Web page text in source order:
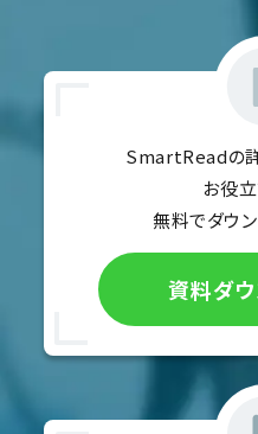
SmartReadの
お役
無料でダウ
資料ダ